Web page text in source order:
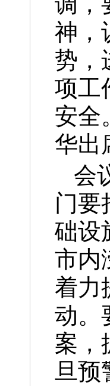
神，
势，
项工
安全
华出
会
门要
础设
市内
着力
动。
案，
旦预